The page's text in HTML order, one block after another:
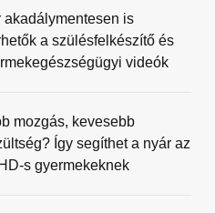
akadálymentesen is
a szülésfelkészítő és
videók
mozgás, kevesebb
Így segíthet a nyár az
s gyermekeknek